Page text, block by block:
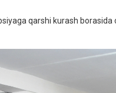
qarshi kurash